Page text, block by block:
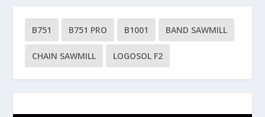
B751 B751 PRO B1001 BAND SAWMILL
CHAIN SAWMILL LOGOSOL F2